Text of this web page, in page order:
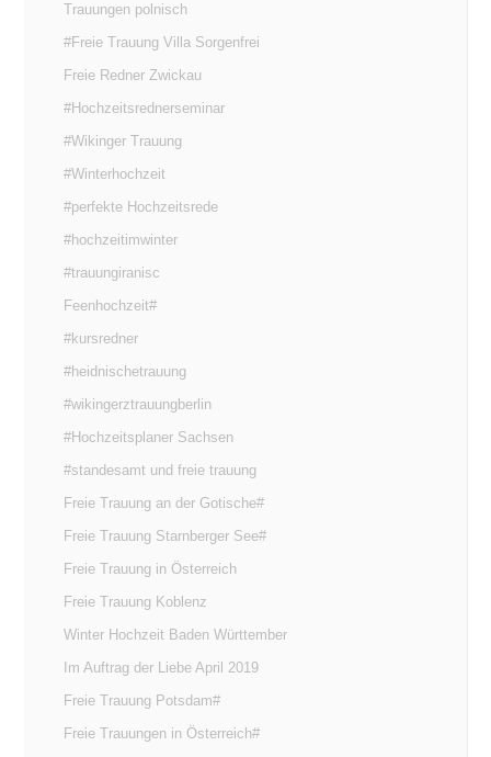
Trauungen polnisch
#Freie Trauung Villa Sorgenfrei
Freie Redner Zwickau
#Hochzeitsrednerseminar
#Wikinger Trauung
#Winterhochzeit
#perfekte Hochzeitsrede
#hochzeitimwinter
#trauungiranisc
Feenhochzeit#
#kursredner
#heidnischetrauung
#wikingerztrauungberlin
#Hochzeitsplaner Sachsen
#standesamt und freie trauung
Freie Trauung an der Gotische#
Freie Trauung Starnberger See#
Freie Trauung in Österreich
Freie Trauung Koblenz
Winter Hochzeit Baden Württember
Im Auftrag der Liebe April 2019
Freie Trauung Potsdam#
Freie Trauungen in Österreich#